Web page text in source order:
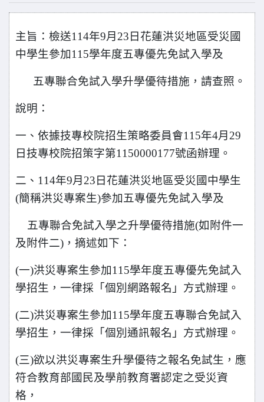
主旨：檢送114年9月23日花蓮洪災地區受災國
中學生參加115學年度五專優先免試入學及
五專聯合免試入學升學優待措施，請查照。
說明：
一、依據技專校院招生策略委員會115年4月29
日技專校院招策字第1150000177號函辦理。
二、114年9月23日花蓮洪災地區受災國中學生
(簡稱洪災專案生)參加五專優先免試入學及
五專聯合免試入學之升學優待措施(如附件一
及附件二)，摘述如下：
(一)洪災專案生參加115學年度五專優先免試入
學招生，一律採「個別網路報名」方式辦理。
(二)洪災專案生參加115學年度五專聯合免試入
學招生，一律採「個別通訊報名」方式辦理。
(三)欲以洪災專案生升學優待之報名免試生，應
符合教育部國民及學前教育署認定之受災資
格，